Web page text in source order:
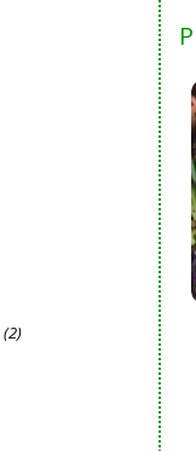
(2)